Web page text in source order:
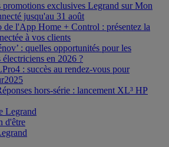
promotions exclusives Legrand sur Mon
jusqu'au 31 août
de l'App Home + Control : présentez la
à vos clients
: quelles opportunités pour les
électriciens en 2026 ?
: succès au rendez-vous pour
hors-série : lancement XL³ HP
Legrand
d'être